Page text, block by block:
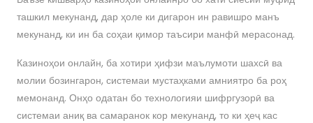
ташкил мекунанд, дар ҳоле ки дигарон ин равишро манъ
мекунанд, ки ин ба соҳаи қимор таъсири манфӣ мерасонад.
Казиноҳои онлайн, ба хотири ҳифзи маълумоти шахсӣ ва
молии бозингарон, системаи мустаҳками амниятро ба роҳ
мемонанд. Онҳо одатан бо технологияи шифргузорӣ ва
системаи аниқ ва самаранок кор мекунанд, то ки ҳеҷ кас